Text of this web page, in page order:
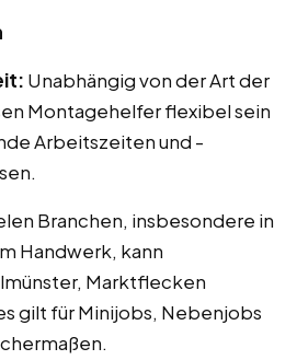
Unabhängig von der Art der
Montagehelfer flexibel sein
Arbeitszeiten und -
Branchen, insbesondere in
Handwerk, kann
Marktflecken
gilt für Minijobs, Nebenjobs